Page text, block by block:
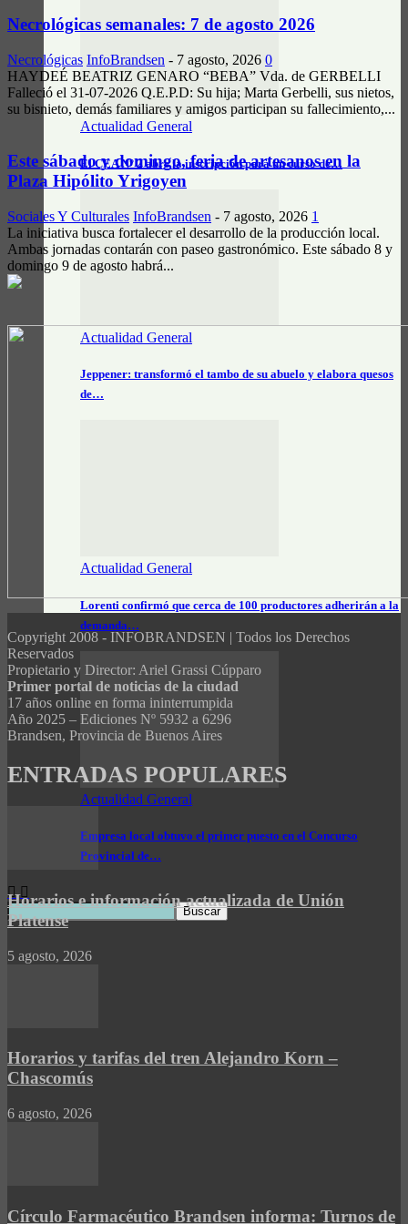
Actualidad General
El CEA N° 2 abre la inscripción para un curso de…
Actualidad General
Jeppener: transformó el tambo de su abuelo y elabora quesos
de…
Actualidad General
Lorenti confirmó que cerca de 100 productores adherirán a la
demanda…
Actualidad General
Empresa local obtuvo el primer puesto en el Concurso
Provincial de…
Necrológicas semanales: 7 de agosto 2026
Necrológicas InfoBrandsen - 7 agosto, 2026 0
HAYDEÉ BEATRIZ GENARO “BEBA” Vda. de GERBELLI
Falleció el 31-07-2026 Q.E.P.D: Su hija; Marta Gerbelli, sus nietos,
su bisnieto, demás familiares y amigos participan su fallecimiento,...
Este sábado y domingo, feria de artesanos en la
Plaza Hipólito Yrigoyen
Sociales Y Culturales InfoBrandsen - 7 agosto, 2026 1
La iniciativa busca fortalecer el desarrollo de la producción local.
Ambas jornadas contarán con paseo gastronómico. Este sábado 8 y
domingo 9 de agosto habrá...
Copyright 2008 - INFOBRANDSEN | Todos los Derechos
Reservados
Propietario y Director: Ariel Grassi Cúpparo
Primer portal de noticias de la ciudad
17 años online en forma ininterrumpida
Año 2025 – Ediciones Nº 5932 a 6296
Brandsen, Provincia de Buenos Aires
ENTRADAS POPULARES
Horarios e información actualizada de Unión
Platense
5 agosto, 2026
Horarios y tarifas del tren Alejandro Korn –
Chascomús
6 agosto, 2026
Círculo Farmacéutico Brandsen informa: Turnos de